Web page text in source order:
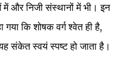
में और निजी संस्थानों में भी। इन
कि शोषक वर्ग श्वेत ही है,
संकेत स्वयं स्पष्ट हो जाता है।